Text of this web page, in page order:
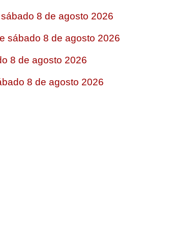
8 de agosto 2026
sábado 8 de agosto 2026
8 de agosto 2026
8 de agosto 2026